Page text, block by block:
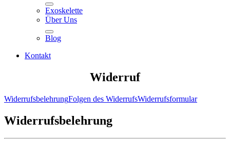
Exoskelette
Über Uns
Blog
Kontakt
Widerruf
WiderrufsbelehrungFolgen des WiderrufsWiderrufsformular
Widerrufsbelehrung